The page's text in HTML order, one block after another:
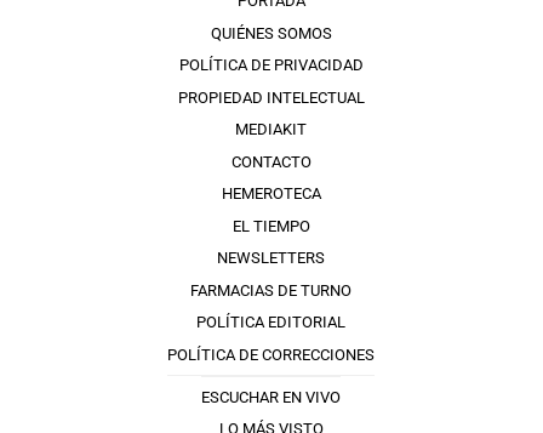
QUIÉNES SOMOS
POLÍTICA DE PRIVACIDAD
PROPIEDAD INTELECTUAL
MEDIAKIT
CONTACTO
HEMEROTECA
EL TIEMPO
NEWSLETTERS
FARMACIAS DE TURNO
POLÍTICA EDITORIAL
POLÍTICA DE CORRECCIONES
ESCUCHAR EN VIVO
LO MÁS VISTO